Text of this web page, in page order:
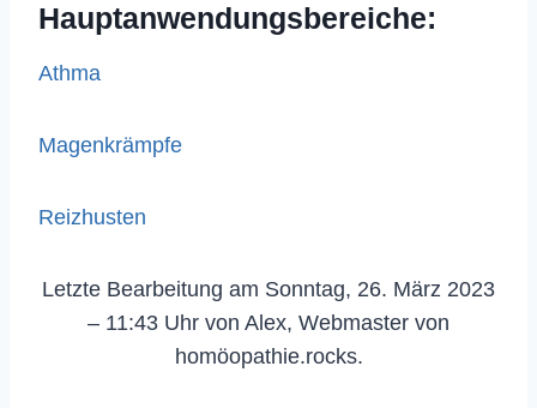
Hauptanwendungsbereiche:
Athma
Magenkrämpfe
Reizhusten
Letzte Bearbeitung am Sonntag, 26. März 2023
– 11:43 Uhr von Alex, Webmaster von
homöopathie.rocks.